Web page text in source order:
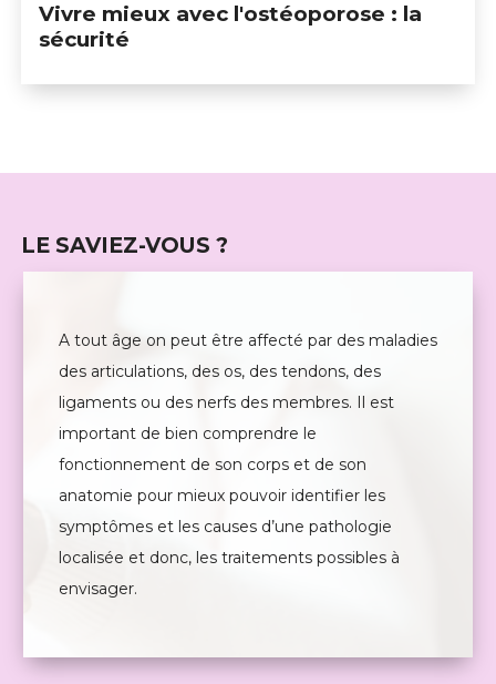
Vivre mieux avec l'ostéoporose : la
sécurité
LE SAVIEZ-VOUS ?
A tout âge on peut être affecté par des maladies
des articulations, des os, des tendons, des
ligaments ou des nerfs des membres. Il est
important de bien comprendre le
fonctionnement de son corps et de son
anatomie pour mieux pouvoir identifier les
symptômes et les causes d’une pathologie
localisée et donc, les traitements possibles à
envisager.